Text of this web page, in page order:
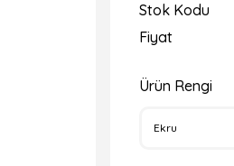
Stok Kodu
Fiyat
Ürün Rengi